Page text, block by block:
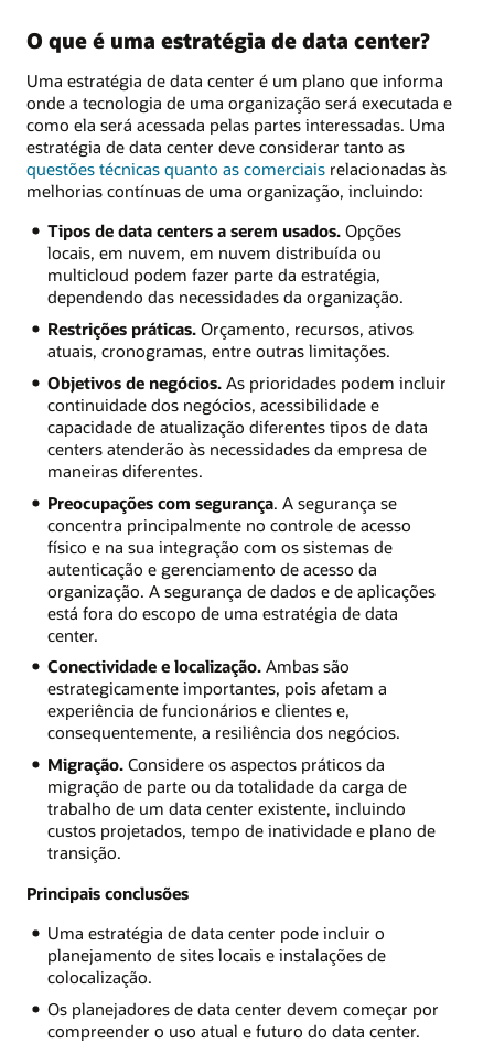
O que é uma estratégia de data center?
Uma estratégia de data center é um plano que informa
onde a tecnologia de uma organização será executada e
como ela será acessada pelas partes interessadas. Uma
estratégia de data center deve considerar tanto as
questões técnicas quanto as comerciais relacionadas às
melhorias contínuas de uma organização, incluindo:
Tipos de data centers a serem usados.Opções
locais, em nuvem, em nuvem distribuída ou
multicloud podem fazer parte da estratégia,
dependendo das necessidades da organização.
Restrições práticas.Orçamento, recursos, ativos
atuais, cronogramas, entre outras limitações.
Objetivos de negócios.As prioridades podem incluir
continuidade dos negócios, acessibilidade e
capacidade de atualização diferentes tipos de data
centers atenderão às necessidades da empresa de
maneiras diferentes.
Preocupações com segurança. A segurança se
concentra principalmente no controle de acesso
físico e na sua integração com os sistemas de
autenticação e gerenciamento de acesso da
organização. A segurança de dados e de aplicações
está fora do escopo de uma estratégia de data
center.
Conectividade e localização.Ambas são
estrategicamente importantes, pois afetam a
experiência de funcionários e clientes e,
consequentemente, a resiliência dos negócios.
Migração.Considere os aspectos práticos da
migração de parte ou da totalidade da carga de
trabalho de um data center existente, incluindo
custos projetados, tempo de inatividade e plano de
transição.
Principais conclusões
Uma estratégia de data center pode incluir o
planejamento de sites locais e instalações de
colocalização.
Os planejadores de data center devem começar por
compreender o uso atual e futuro do data center.